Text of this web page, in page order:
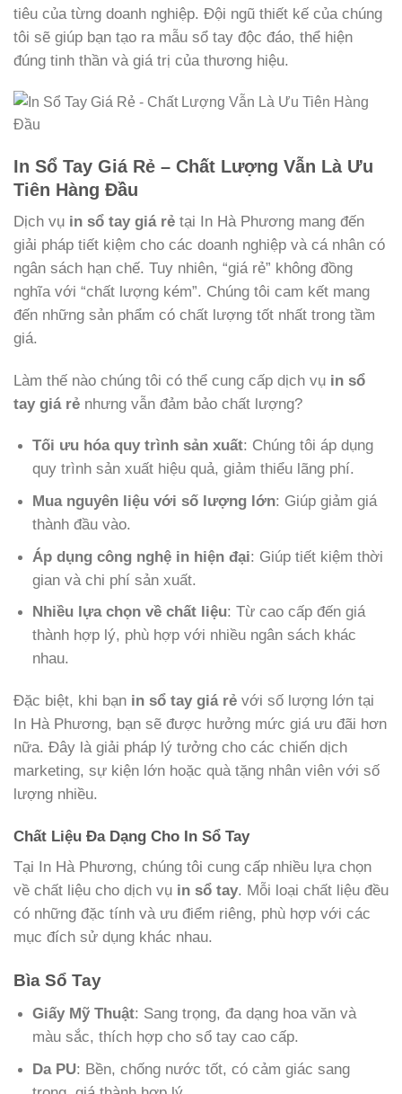
tiêu của từng doanh nghiệp. Đội ngũ thiết kế của chúng
tôi sẽ giúp bạn tạo ra mẫu sổ tay độc đáo, thể hiện
đúng tinh thần và giá trị của thương hiệu.
In Sổ Tay Giá Rẻ – Chất Lượng Vẫn Là Ưu
Tiên Hàng Đầu
Dịch vụ in sổ tay giá rẻ tại In Hà Phương mang đến
giải pháp tiết kiệm cho các doanh nghiệp và cá nhân có
ngân sách hạn chế. Tuy nhiên, “giá rẻ” không đồng
nghĩa với “chất lượng kém”. Chúng tôi cam kết mang
đến những sản phẩm có chất lượng tốt nhất trong tầm
giá.
Làm thế nào chúng tôi có thể cung cấp dịch vụ in sổ
tay giá rẻ nhưng vẫn đảm bảo chất lượng?
Tối ưu hóa quy trình sản xuất: Chúng tôi áp dụng
quy trình sản xuất hiệu quả, giảm thiểu lãng phí.
Mua nguyên liệu với số lượng lớn: Giúp giảm giá
thành đầu vào.
Áp dụng công nghệ in hiện đại: Giúp tiết kiệm thời
gian và chi phí sản xuất.
Nhiều lựa chọn về chất liệu: Từ cao cấp đến giá
thành hợp lý, phù hợp với nhiều ngân sách khác
nhau.
Đặc biệt, khi bạn in sổ tay giá rẻ với số lượng lớn tại
In Hà Phương, bạn sẽ được hưởng mức giá ưu đãi hơn
nữa. Đây là giải pháp lý tưởng cho các chiến dịch
marketing, sự kiện lớn hoặc quà tặng nhân viên với số
lượng nhiều.
Chất Liệu Đa Dạng Cho In Sổ Tay
Tại In Hà Phương, chúng tôi cung cấp nhiều lựa chọn
về chất liệu cho dịch vụ in sổ tay. Mỗi loại chất liệu đều
có những đặc tính và ưu điểm riêng, phù hợp với các
mục đích sử dụng khác nhau.
Bìa Sổ Tay
Giấy Mỹ Thuật: Sang trọng, đa dạng hoa văn và
màu sắc, thích hợp cho sổ tay cao cấp.
Da PU: Bền, chống nước tốt, có cảm giác sang